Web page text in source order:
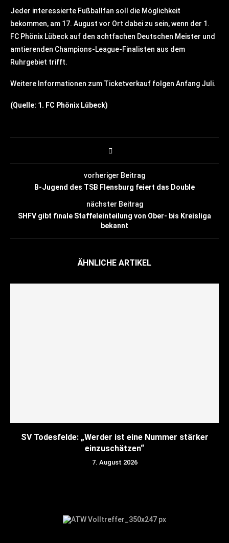
Jeder interessierte Fußballfan soll die Möglichkeit
bekommen, am 17. August vor Ort dabei zu sein, wenn der 1.
FC Phönix Lübeck auf den achtfachen Deutschen Meister und
amtierenden Champions-League-Finalisten aus dem
Ruhrgebiet trifft.
Weitere Informationen zum Ticketverkauf folgen Anfang Juli.
(Quelle: 1. FC Phönix Lübeck)
vorheriger Beitrag
B-Jugend des TSB Flensburg feiert das Double
nächster Beitrag
SHFV gibt finale Staffeleinteilung von Ober- bis Kreisliga
bekannt
ÄHNLICHE ARTIKEL
SV Todesfelde: „Werder ist eine Nummer stärker
einzuschätzen“
7. August 2026